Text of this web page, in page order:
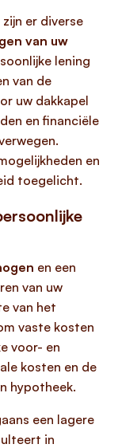
er diverse
van uw
lening
van de
uw dakkapel
en financiële
en
toegelicht.
en een
van uw
van het
vaste kosten
voor- en
kosten en de
hypotheek.
een lagere
in